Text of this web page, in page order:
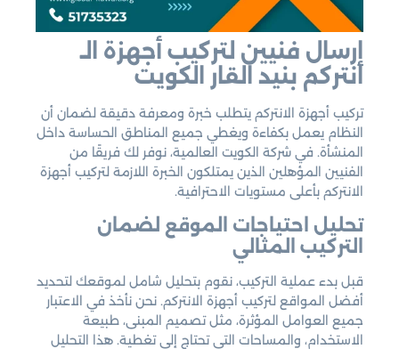
إرسال فنيين لتركيب أجهزة الـ
انتركم بنيد القار الكويت
تركيب أجهزة الانتركم يتطلب خبرة ومعرفة دقيقة لضمان أن
النظام يعمل بكفاءة ويغطي جميع المناطق الحساسة داخل
المنشأة. في شركة الكويت العالمية، نوفر لك فريقًا من
الفنيين المؤهلين الذين يمتلكون الخبرة اللازمة لتركيب أجهزة
الانتركم بأعلى مستويات الاحترافية.
تحليل احتياجات الموقع لضمان
التركيب المثالي
قبل بدء عملية التركيب، نقوم بتحليل شامل لموقعك لتحديد
أفضل المواقع لتركيب أجهزة الانتركم. نحن نأخذ في الاعتبار
جميع العوامل المؤثرة، مثل تصميم المبنى، طبيعة
الاستخدام، والمساحات التي تحتاج إلى تغطية. هذا التحليل